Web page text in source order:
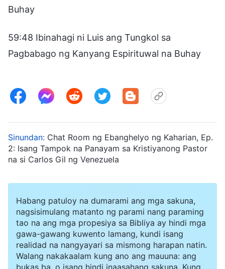
Buhay
59:48 Ibinahagi ni Luis ang Tungkol sa
Pagbabago ng Kanyang Espirituwal na Buhay
Sinundan: Chat Room ng Ebanghelyo ng Kaharian, Ep.
2: Isang Tampok na Panayam sa Kristiyanong Pastor
na si Carlos Gil ng Venezuela
Habang patuloy na dumarami ang mga sakuna,
nagsisimulang matanto ng parami nang paraming
tao na ang mga propesiya sa Bibliya ay hindi mga
gawa-gawang kuwento lamang, kundi isang
realidad na nangyayari sa mismong harapan natin.
Walang nakakaalam kung ano ang mauuna: ang
bukas ba, o isang hindi inaasahang sakuna. Kung